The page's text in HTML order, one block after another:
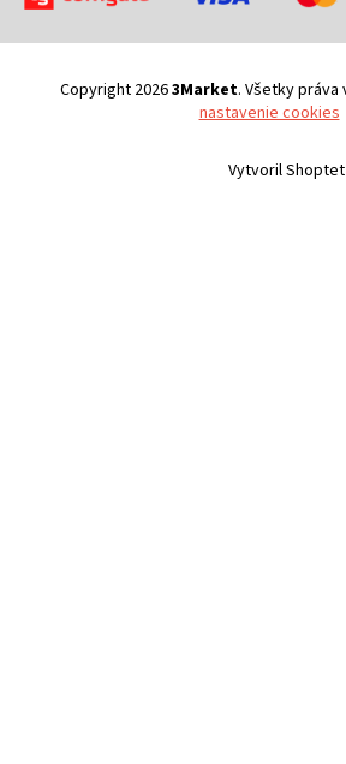
Vytvoril Shoptet
Copyright 20263Market. Všetky práva
nastavenie cookies